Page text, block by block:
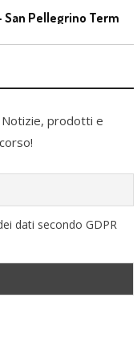
prodotti e
dati secondo GDPR